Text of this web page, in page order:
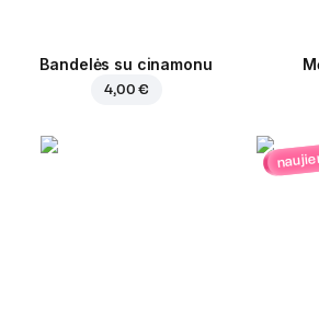
Bandelės su cinamonu
4,00 €